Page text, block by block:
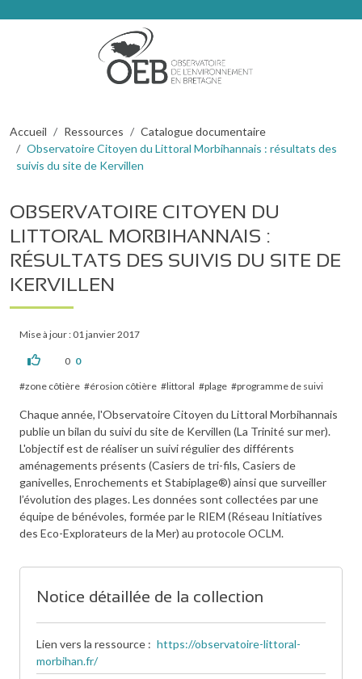
Fil d'Ariane
Accueil Ressources
Catalogue documentaire
Observatoire Citoyen du Littoral Morbihannais : résultats des
suivis du site de Kervillen
OBSERVATOIRE CITOYEN DU
LITTORAL MORBIHANNAIS :
RÉSULTATS DES SUIVIS DU SITE DE
KERVILLEN
Mise à jour : 01 janvier 2017
0 0
zone côtière érosion côtière littoral plage programme de suivi
Chaque année, l'Observatoire Citoyen du Littoral Morbihannais
publie un bilan du suivi du site de Kervillen (La Trinité sur mer).
L'objectif est de réaliser un suivi régulier des différents
aménagements présents (Casiers de tri-fils, Casiers de
ganivelles, Enrochements et Stabiplage®) ainsi que surveiller
l’évolution des plages. Les données sont collectées par une
équipe de bénévoles, formée par le RIEM (Réseau Initiatives
des Eco-Explorateurs de la Mer) au protocole OCLM.
Notice détaillée de la collection
Lien vers la ressource
https://observatoire-littoral-
morbihan.fr/